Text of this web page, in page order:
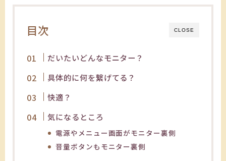
CLOSE
目次
だいたいどんなモニター？
具体的に何を繋げてる？
快適？
気になるところ
電源やメニュー画面がモニター裏側
音量ボタンもモニター裏側